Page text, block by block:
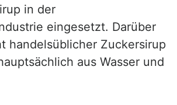
in der
eingesetzt. Darüber
handelsüblicher Zuckersirup
aus Wasser und